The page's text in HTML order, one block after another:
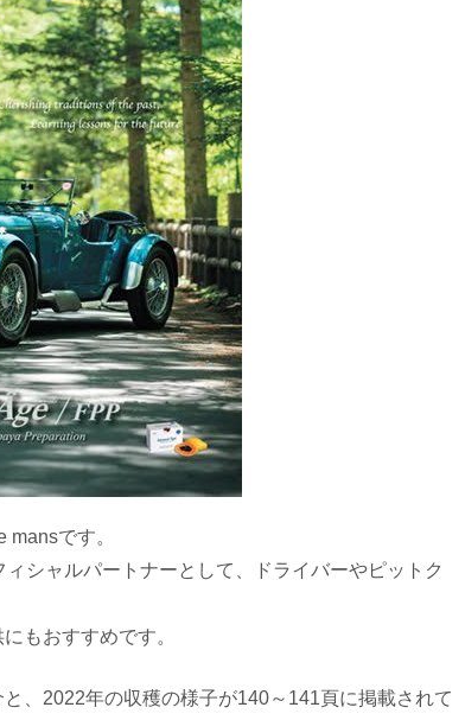
mansです。
ィシャルパートナーとして、ドライバーやピットク
もおすすめです。
、 2022年の収穫の様子が140～ 141頁に掲載されて